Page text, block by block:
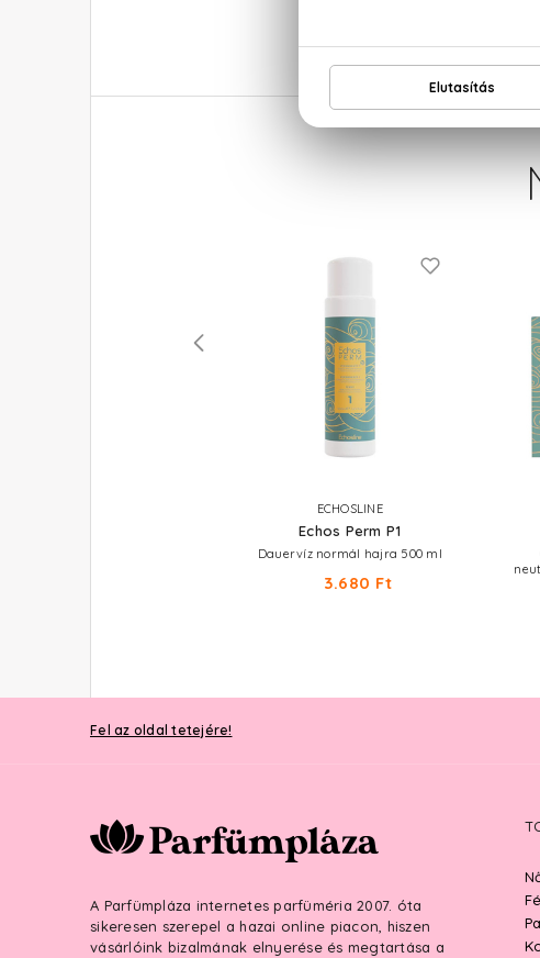
ECHOSLINE
Echos Perm P1
Dauervíz normál hajra 500 ml
3.680 Ft
Fel az oldal tetejére!
A Parfümpláza internetes parfüméria 2007. óta
sikeresen szerepel a hazai online piacon, hiszen
vásárlóink bizalmának elnyerése és megtartása a